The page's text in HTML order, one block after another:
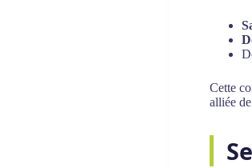
Cette
alliée